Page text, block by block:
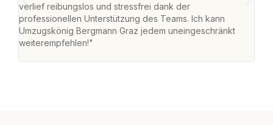
verlief reibungslos und stressfrei dank der
professionellen Unterstützung des Teams. Ich kann
Umzugskönig Bergmann Graz jedem uneingeschränkt
weiterempfehlen!"